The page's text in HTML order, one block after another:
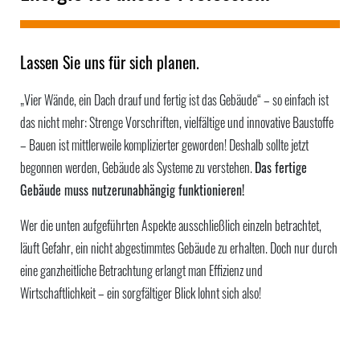
Lassen Sie uns für sich planen.
„Vier Wände, ein Dach drauf und fertig ist das Gebäude“ – so einfach ist
das nicht mehr: Strenge Vorschriften, vielfältige und innovative Baustoffe
– Bauen ist mittlerweile komplizierter geworden! Deshalb sollte jetzt
begonnen werden, Gebäude als Systeme zu verstehen.Das fertige
Gebäude muss nutzerunabhängig funktionieren!
Wer die unten aufgeführten Aspekte ausschließlich einzeln betrachtet,
läuft Gefahr, ein nicht abgestimmtes Gebäude zu erhalten. Doch nur durch
eine ganzheitliche Betrachtung erlangt man Effizienz und
Wirtschaftlichkeit – ein sorgfältiger Blick lohnt sich also!